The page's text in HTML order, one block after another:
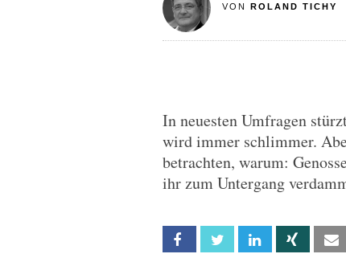
VON ROLAND TICHY
In neuesten Umfragen
wird immer schlimmer.
betrachten, warum:
ihr zum Untergang
Facebook Twitter Linkedin Xing